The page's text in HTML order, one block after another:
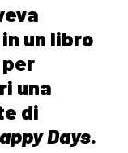
un libro
una
di
Days.